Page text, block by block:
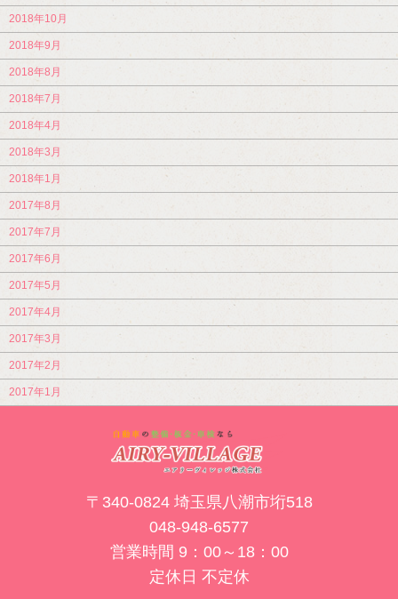
2018年10月
2018年9月
2018年8月
2018年7月
2018年4月
2018年3月
2018年1月
2017年8月
2017年7月
2017年6月
2017年5月
2017年4月
2017年3月
2017年2月
2017年1月
〒340-0824 埼玉県八潮市垳518
048-948-6577
営業時間 9：00～18：00
定休日 不定休